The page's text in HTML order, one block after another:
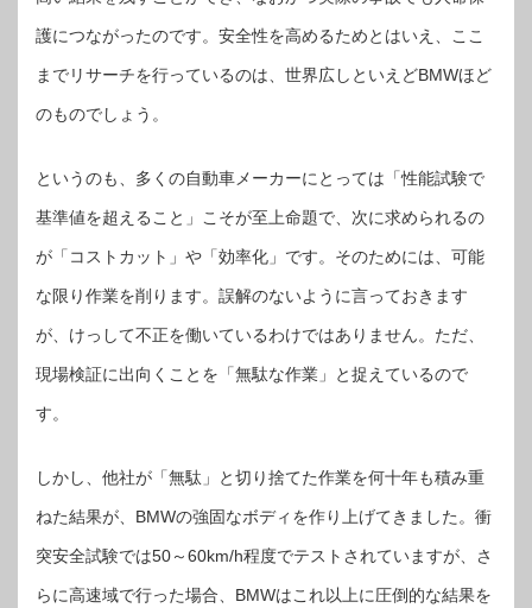
護につながったのです。安全性を高めるためとはいえ、ここ
までリサーチを行っているのは、世界広しといえどBMWほど
のものでしょう。
というのも、多くの自動車メーカーにとっては「性能試験で
基準値を超えること」こそが至上命題で、次に求められるの
が「コストカット」や「効率化」です。そのためには、可能
な限り作業を削ります。誤解のないように言っておきます
が、けっして不正を働いているわけではありません。ただ、
現場検証に出向くことを「無駄な作業」と捉えているので
す。
しかし、他社が「無駄」と切り捨てた作業を何十年も積み重
ねた結果が、BMWの強固なボディを作り上げてきました。衝
突安全試験では50～60km/h程度でテストされていますが、さ
らに高速域で行った場合、BMWはこれ以上に圧倒的な結果を